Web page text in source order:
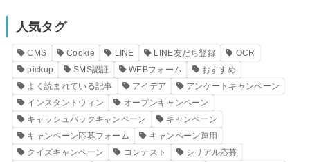
人気タグ
CMS Cookie LINE LINE友だち登録
OCR
pickup
SMS認証 WEBフォーム
おすすめ
よく読まれている記事
アイデア
アンケートキャンペーン
インスタントウィン
オープンキャンペーン
キャッシュバックキャンペーン
キャンペーン
キャンペーン応募フォーム
キャンペーン運用
クイズキャンペーン
コンテスト
シリアル応募